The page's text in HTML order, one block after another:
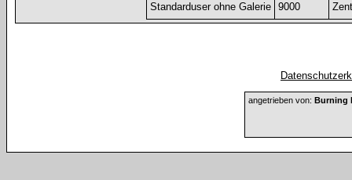
Standarduser ohne Galerie
9000
angetrieben von: Burning